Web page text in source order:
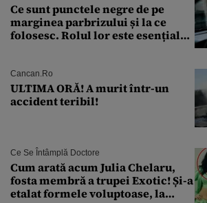
Ce sunt punctele negre de pe
marginea parbrizului și la ce
folosesc. Rolul lor este esențial
Cancan.ro
ULTIMA ORĂ! A murit într-un
accident teribil!
Ce Se Întâmplă Doctore
Cum arată acum Julia Chelaru,
fosta membră a trupei Exotic! Și-a
etalat formele voluptoase, la